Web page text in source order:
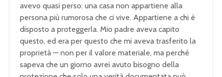
avevo quasi perso: una casa non appartiene alla
persona più rumorosa che ci vive. Appartiene a chi è
disposto a proteggerla. Mio padre aveva capito
questo, ed era per questo che mi aveva trasferito la
proprietà — non per il valore materiale, ma perché
sapeva che un giorno avrei avuto bisogno della